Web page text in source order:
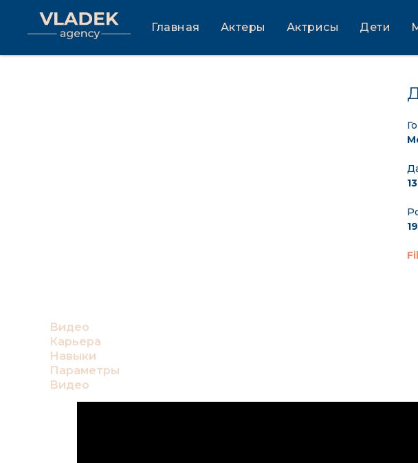
Главная Актеры Актрисы Дети
Видео
Карьера
Навыки
Параметры
Видео